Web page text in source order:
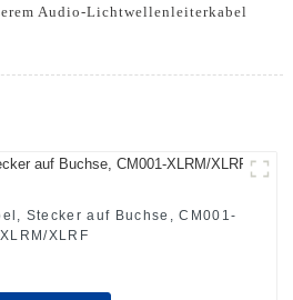
Audio-Lichtwellenleiterkabel
Stecker auf Buchse, CM001-
XLRM/XLRF